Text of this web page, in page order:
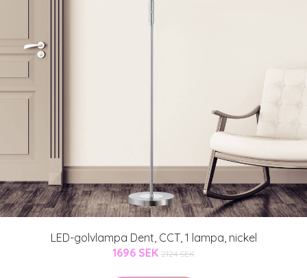
LED-golvlampa Dent, CCT, 1 lampa, nickel
1696 SEK 2124 SEK